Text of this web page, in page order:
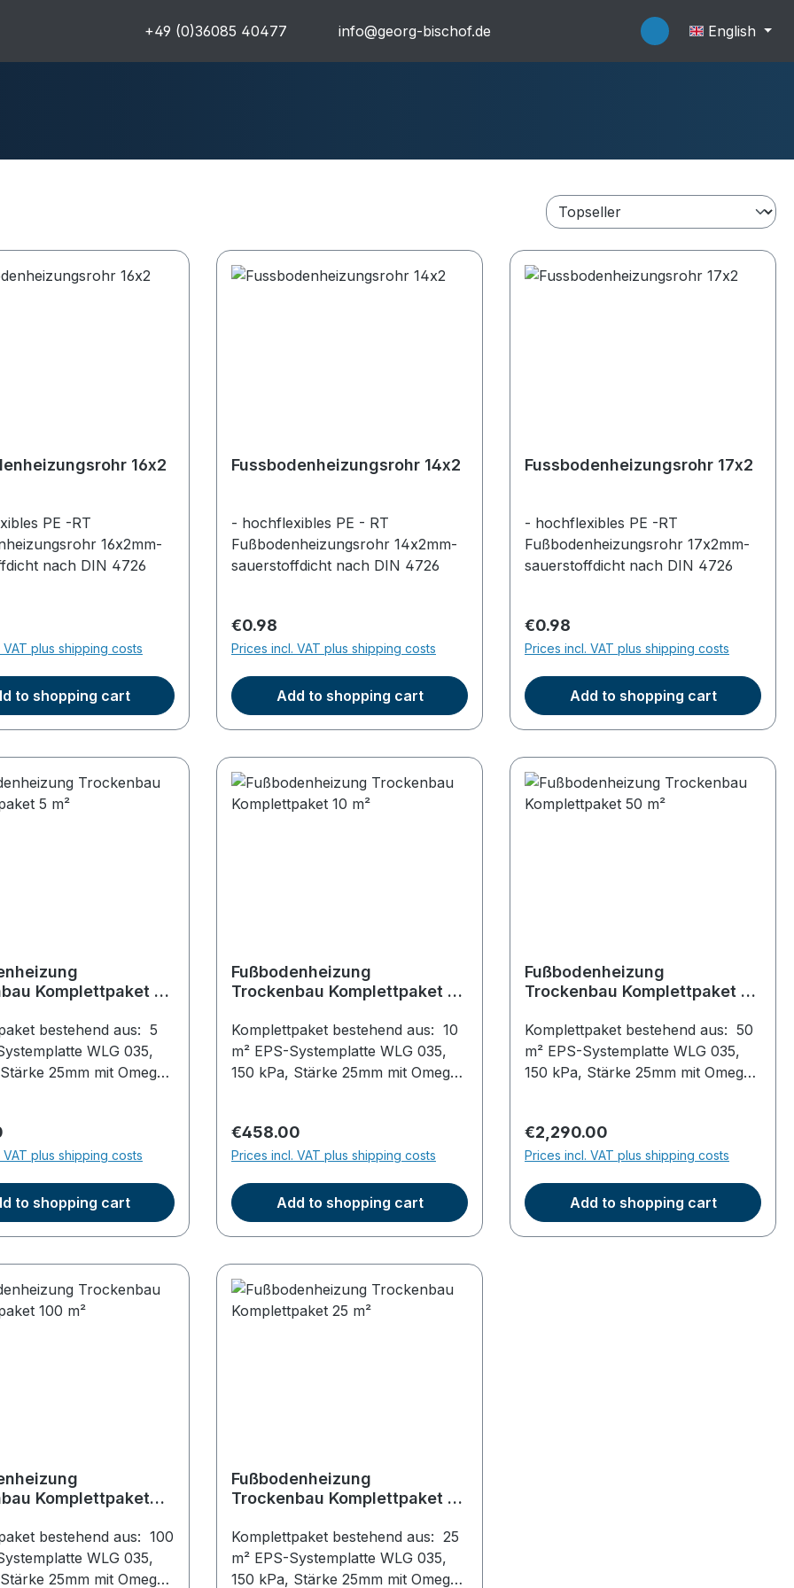
+49 (0)36085 40477 info@georg-bischof.de English
Wannenträger
16x2
PE -RT
16x2mm-
nach DIN 4726
VAT plus shipping costs
to shopping cart
Fussbodenheizungsrohr 14x2
- hochflexibles PE - RT
Fußbodenheizungsrohr 14x2mm-
sauerstoffdicht nach DIN 4726
Regular price:
€0.98
Prices incl. VAT plus shipping costs
Add to shopping cart
Fussbodenheizungsrohr 17x2
- hochflexibles PE -RT
Fußbodenheizungsrohr 17x2mm-
sauerstoffdicht nach DIN 4726
Regular price:
€0.98
Prices incl. VAT plus shipping costs
Add to shopping cart
Komplettpaket 5
bestehend aus: 5
WLG 035,
25mm mit Omega-
Halt des hochflexiblen
m hochflexibles
sauerstoffdicht nach
Stück
mit
(Länge 750 mm)
und optimalen
m
VAT plus shipping costs
to shopping cart
Fußbodenheizung
Trockenbau Komplettpaket 10
Komplettpaket bestehend aus: 10
m² EPS-Systemplatte WLG 035,
150 kPa, Stärke 25mm mit Omega-
optimalen Halt des hochflexiblen
PE-RT Rohrs100 m hochflexibles
PE-RT Fußbodenheizungsrohr
14x2 mm, sauerstoffdicht nach
DIN 472680 Stück
Wärmeleitbleche mit
Sollbruchstelle (Länge 750 mm)
zur Rohraufnahme und optimalen
Wärmeverteilung25 m
Regular price:
€458.00
Prices incl. VAT plus shipping costs
Add to shopping cart
Fußbodenheizung
Trockenbau Komplettpaket 50
Komplettpaket bestehend aus: 50
m² EPS-Systemplatte WLG 035,
150 kPa, Stärke 25mm mit Omega-
optimalen Halt des hochflexiblen
PE-RT Rohrs500 m hochflexibles
PE-RT Fußbodenheizungsrohr
14x2 mm, sauerstoffdicht nach
DIN 4726400 Stück
Wärmeleitbleche mit
Regular price:
€2,290.00
Prices incl. VAT plus shipping costs
Add to shopping cart
Komplettpaket
bestehend aus: 100
WLG 035,
25mm mit Omega-
Fußbodenheizung
Trockenbau Komplettpaket 25
Komplettpaket bestehend aus: 25
m² EPS-Systemplatte WLG 035,
150 kPa, Stärke 25mm mit Omega-